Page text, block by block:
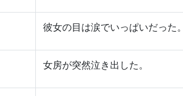
彼女の目は涙でいっぱいだった。
女房が突然泣き出した。